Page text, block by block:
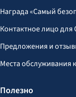
Награда «Самый
Контактное лицо
Предложения и
Места обслуживания
Полезно